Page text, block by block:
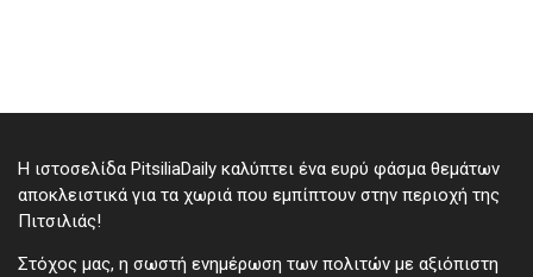
Η ιστοσελίδα PitsiliaDaily καλύπτει ένα ευρύ φάσμα θεμάτων
αποκλειστικά για τα χωριά που εμπίπτουν στην περιοχή της
Πιτσιλιάς!
Στόχος μας, η σωστή ενημέρωση των πολιτών με αξιόπιστη